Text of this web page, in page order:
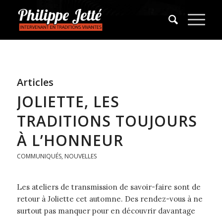
Articles
JOLIETTE, LES
TRADITIONS TOUJOURS
À L’HONNEUR
COMMUNIQUÉS, NOUVELLES
Les ateliers de transmission de savoir-faire sont de
retour à Joliette cet automne. Des rendez-vous à ne
surtout pas manquer pour en découvrir davantage